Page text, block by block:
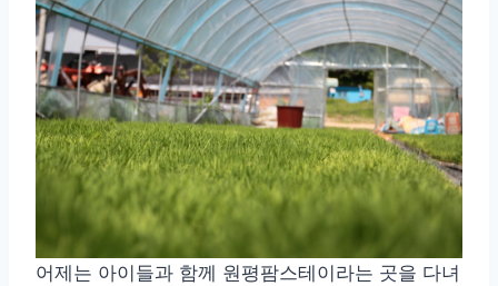
어제는 아이들과 함께 원평팜스테이라는 곳을 다녀